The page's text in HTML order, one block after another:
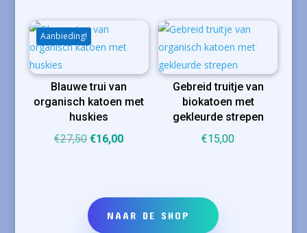
€24,50.
Aanbieding!
Blauwe trui van
organisch katoen met
huskies
€27,50 Oorspronkelijke
€16,00Huidige
Gebreid truitje van
biokatoen met
gekleurde strepen
€15,00
NAAR DE SHOP